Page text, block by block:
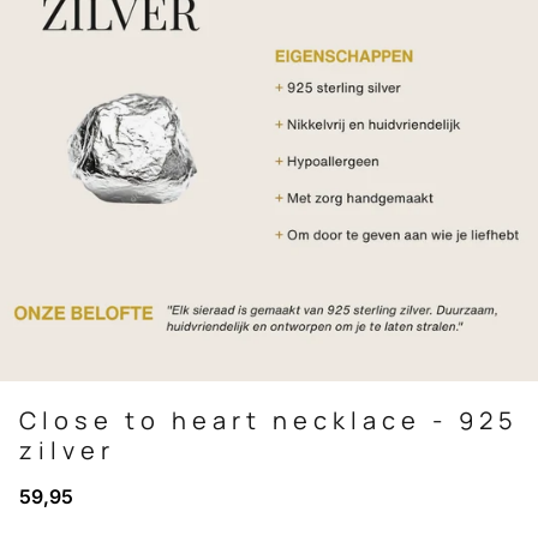
Close to heart necklace - 925
zilver
59,95